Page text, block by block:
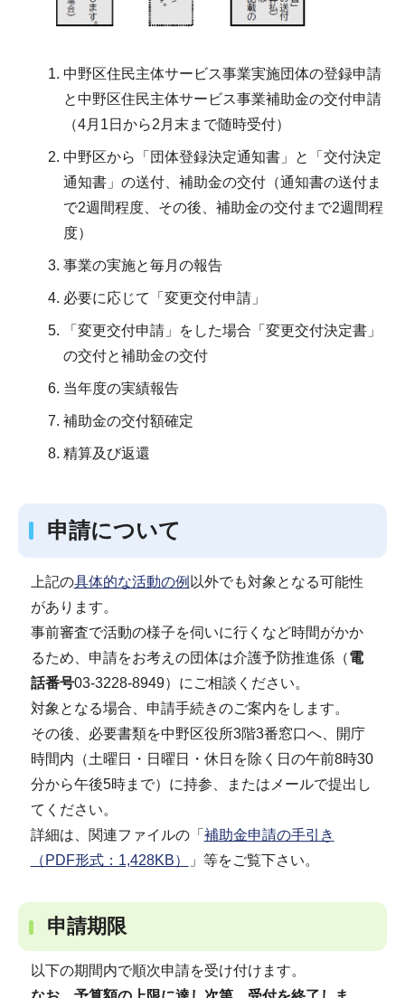
中野区住民主体サービス事業実施団体の登録申請
と中野区住民主体サービス事業補助金の交付申請
（4月1日から2月末まで随時受付）
中野区から「団体登録決定通知書」と「交付決定
通知書」の送付、補助金の交付（通知書の送付ま
で2週間程度、その後、補助金の交付まで2週間程
度）
事業の実施と毎月の報告
必要に応じて「変更交付申請」
「変更交付申請」をした場合「変更交付決定書」
の交付と補助金の交付
当年度の実績報告
補助金の交付額確定
精算及び返還
申請について
上記の具体的な活動の例 以外でも対象となる可能性
があります。
事前審査で活動の様子を伺いに行くなど時間がかか
るため、申請をお考えの団体は介護予防推進係（電
話番号03-3228-8949）にご相談ください。
対象となる場合、申請手続きのご案内をします。
その後、必要書類を中野区役所3階3番窓口へ、開庁
時間内（土曜日・日曜日・休日を除く日の午前8時30
分から午後5時まで）に持参、またはメールで提出し
てください。
詳細は、関連ファイルの「 補助金申請の手引き
（PDF形式：1,428KB）
」等をご覧下さい。
申請期限
以下の期間内で順次申請を受け付けます。